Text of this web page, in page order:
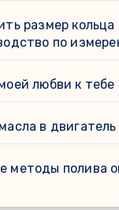
размер кольца
по
любви к тебе
в
методы полива